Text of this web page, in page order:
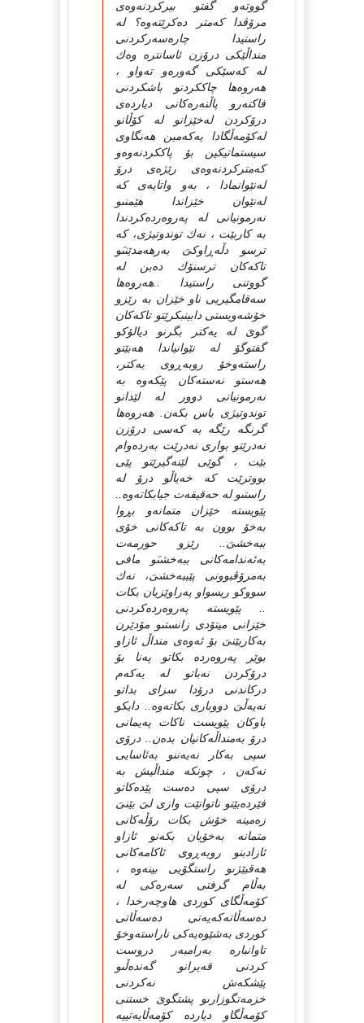
گووتەو گفتو بیركردنەوەى
مرۆڤدا كەمتر دەكرێتەوە؟ لە
راستیدا چارەسەركردنى
منداڵێكى درۆزن ئاسانترە وەك
لە كەسێكى گەورەو تەواو ،
هەروەها چاككردنو باشكردنى
فاكتەرو پاڵنەرەكانى دیاردەى
درۆكردن لەخێزانو لە كۆڵانو
لەكۆمەڵگادا یەكەمین هەنگاوى
سیستماتیكین بۆ پاككردنەوەو
كەمتركردنەوەى رێژەى درۆ
لەنێوانمادا ، بەو واتایەى كە
لەنێوان خێزاندا هێمنىو
نەرمونیانى لە پەروەردەكردندا
بە كاربێت ، نەك توندوتیژى، كە
ترسو دڵەڕاوكىَ بەرهەمدێنىَو
تاكەكان ترسنۆك دەبن لە
گووتنى راستیدا ..هەروەها
سەقامگیریى ناو خێزان بە رێزو
خۆشەویستى دابینبكرێتو تاكەكان
گوىَ لە یەكتر بگرنو دیالۆكو
گفتوگۆ لە نێوانیاندا هەبێتو
راستەوخۆ روبەڕوى یەكتر،
هەستو نەستەكان پێكەوە بە
نەرمونیانى دوور لە لێدانو
توندوتیژى باس بكەن. هەروەها
گرنگە رێگە بە كەسى درۆزن
نەدرێتو بوارى نەدرێت بەردەوام
بێت ، گوێى لێنەگیرێتو پێى
بووترێت كە خەیاڵو درۆ لە
راستىو لە حەقیقەت جیابكاتەوە..
پێویستە خێزان متمانەو بڕوا
بەخۆ بوون بە تاكەكانى خۆى
ببەخشىَ.. رێزو حورمەت
بەئەندامەكانى ببەخشىَو مافى
بەمرۆڤبوونى پێببەخشىَ، نەك
سووكو ریسواو پەراوێزیان بكات
.. پێویستە پەروەردەكردنى
خێزانى میتۆدى زانستىو مۆدێرن
بەكاربێنىَ بۆ ئەوەى منداڵ ئازاو
بوێر پەروەردە بكاتو پەنا بۆ
درۆكردن نەباتو لە یەكەم
دركاندنى درۆدا سزاى بداتو
نەیەڵىَ دووبارى بكاتەوە.. دایكو
باوكان پێویست ناكات پەیمانى
درۆ بەمنداڵەكانیان بدەن.. درۆى
سپى بەكار نەیەننو بەئاسایى
نەكەن ، چونكە منداڵیش بە
درۆى سپى دەست پێدەكاتو
فێردەبێتو ناتوانێت وازى لىَ بێنىَ
زەمینە خۆش بكات رۆڵەكانى
متمانە بەخۆیان بكەنو ئازاو
ئازادبنو روبەڕوى ئاكامەكانى
هەقبێژىو راستگۆیى بینەوە ،
بەڵام گرفتى سەرەكى لە
كۆمەڵگاى كوردى هاوچەرخدا ،
دەسەڵاتەكەیەتى دەسەڵاتى
كوردى بەشێوەیەكى ناراستەوخۆ
تاوانبارە بەرامبەر دروست
كردنى قەیرانو گەندەڵىو
پێشكەش نەكردنى
خزمەتگوزارىو پشتگوىَ خستنى
كۆمەڵگاو دیاردە كۆمەڵایەتییە